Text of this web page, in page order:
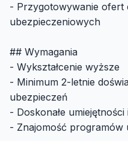
- Przygotowywanie ofert
ubezpieczeniowych
## Wymagania
- Wykształcenie wyższe
- Minimum 2-letnie
ubezpieczeń
- Doskonałe
- Znajomość programów